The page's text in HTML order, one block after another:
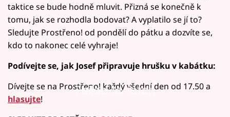
taktice se bude hodně mluvit. Přizná se konečně k
tomu, jak se rozhodla bodovat? A vyplatilo se jí to?
Sledujte Prostřeno! od pondělí do pátku a dozvíte se,
kdo to nakonec celé vyhraje!
Podívejte se, jak Josef připravuje hrušku v kabátku:
Failed to fetch
Dívejte se na Prostřeno! každý všední den od 17.50 a
hlasujte!